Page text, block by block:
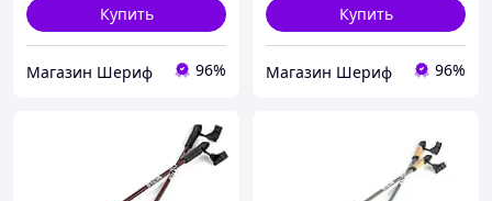
Купить
Магазин Шериф 96%
Купить
Магазин Шериф 96%